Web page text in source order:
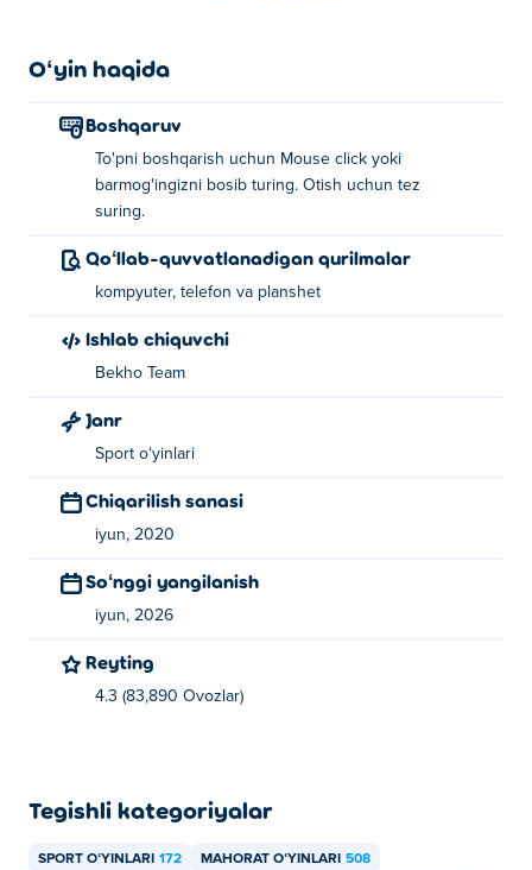
Oʻyin haqida
Boshqaruv
To'pni boshqarish uchun Mouse click yoki
barmog'ingizni bosib turing. Otish uchun tez
suring.
Qoʻllab-quvvatlanadigan qurilmalar
kompyuter, telefon va planshet
Ishlab chiquvchi
Bekho Team
Janr
Sport oʻyinlari
Chiqarilish sanasi
iyun, 2020
Soʻnggi yangilanish
iyun, 2026
Reyting
4.3 (83,890 Ovozlar)
Tegishli kategoriyalar
SPORT OʻYINLARI 172 MAHORAT OʻYINLARI 508